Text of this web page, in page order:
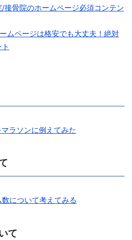
/接骨院のホームページ必須コンテン
ムページは格安でも大丈夫！絶対
ラソンに例えてみた
について考えてみる
て